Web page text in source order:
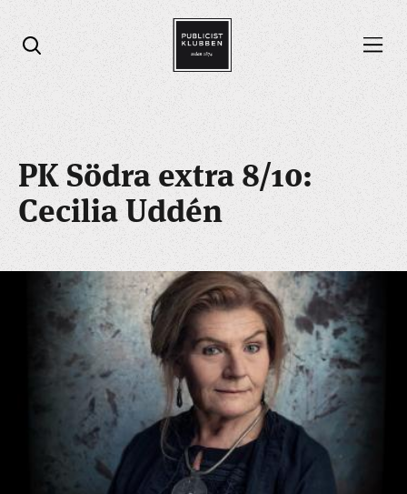
Öppna sök
Öppna menyn
PK Södra extra 8/10:
Cecilia Uddén